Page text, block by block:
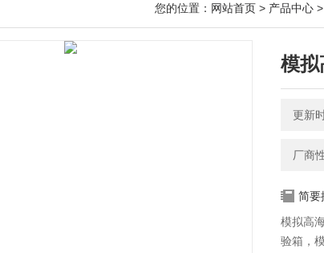
您的位置： 网站首页 > 产品中心
模拟
更新
厂商
简要
模拟高
验箱，